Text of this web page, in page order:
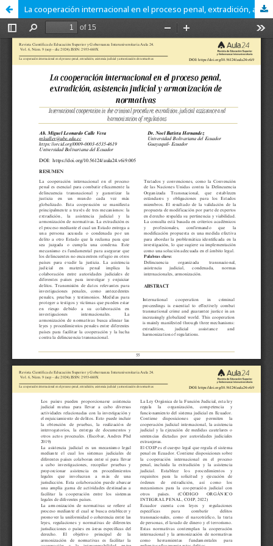
La cooperación internacional en el proceso penal, extradición, asistencia judicial y armonización de normativas.